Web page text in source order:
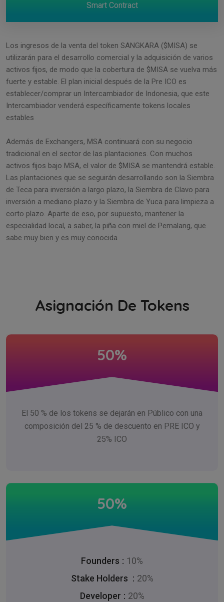
Smart Contract
Los ingresos de la venta del token SANGKARA ($MISA) se
utilizarán para el desarrollo comercial y la adquisición de varios
activos fijos, de modo que la cobertura de $MISA se vuelva más
fuerte y estable. El plan inicial después de la Pre ICO es
establecer/comprar un Intercambiador de Indonesia, que este
Intercambiador venderá específicamente tokens locales
estables
Además de Exchangers, MSA continuará con su negocio
tradicional en el sector de las plantaciones. Con muchos
activos fijos bajo MSA, el valor de $MISA se mantendrá estable.
Las plantaciones que se seguirán desarrollando son la Siembra
de Teca para inversión a largo plazo, la Siembra de Clavo para
inversión a mediano plazo y la Siembra de Yuca para limpieza a
corto plazo. Aparte de eso, por supuesto, mantener la
especialidad local, a saber, la piña con miel de Pemalang, que
sabe muy bien y es muy conocida
Asignación De Tokens
50%
El 50 % de los tokens se dejarán en Público con una
composición del 25 % de descuento en PRE ICO y
25% ICO
50%
Founders
10%
Stake Holders
20%
Developer
20%